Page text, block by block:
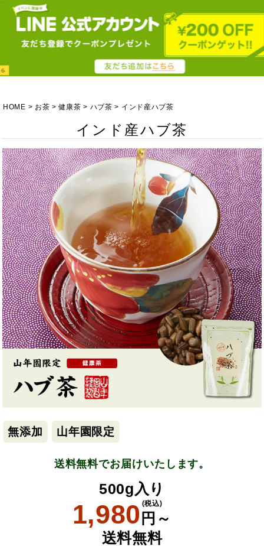
HOME お茶 健康茶 ハブ茶 インド産ハブ茶
インド産ハブ茶
無添加 山年園限定
送料無料でお届けいたします。
500g入り
1,980 円～
(税込)
送料無料